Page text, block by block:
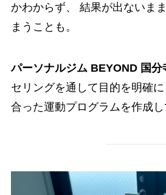
かわからず、 結果が出ないま
まうことも。
パーソナルジム BEYOND 国分
セリングを通して目的を明確
合った運動プログラムを作成し